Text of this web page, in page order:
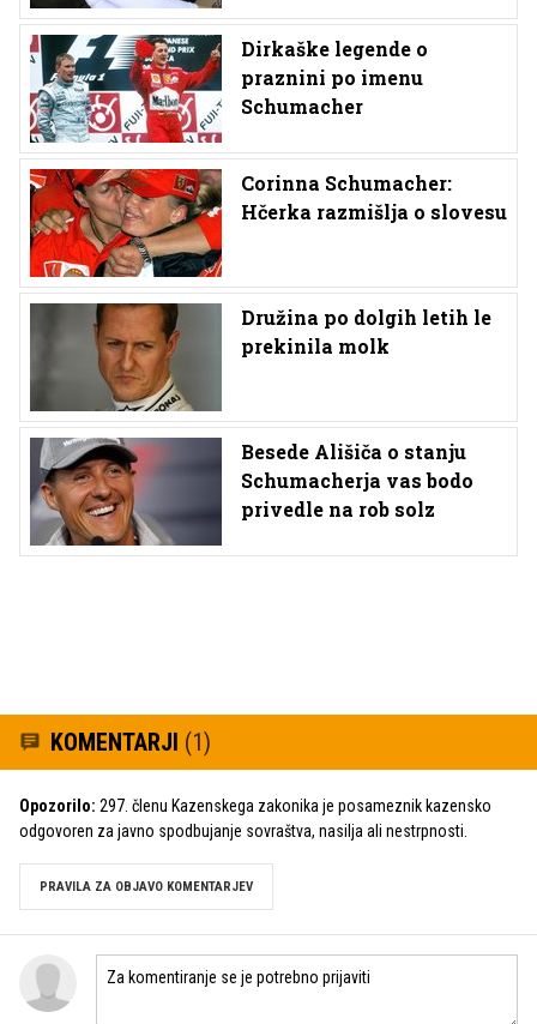
Dirkaške legende o
praznini po imenu
Schumacher
Corinna Schumacher:
Hčerka razmišlja o slovesu
Družina po dolgih letih le
prekinila molk
Besede Ališiča o stanju
Schumacherja vas bodo
privedle na rob solz
KOMENTARJI (1)
Opozorilo: 297. členu Kazenskega zakonika je posameznik kazensko
odgovoren za javno spodbujanje sovraštva, nasilja ali nestrpnosti.
PRAVILA ZA OBJAVO KOMENTARJEV